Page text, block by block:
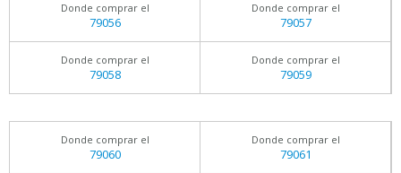
Donde comprar el
79056
Donde comprar el
79057
Donde comprar el
79058
Donde comprar el
79059
Donde comprar el
79060
Donde comprar el
79061